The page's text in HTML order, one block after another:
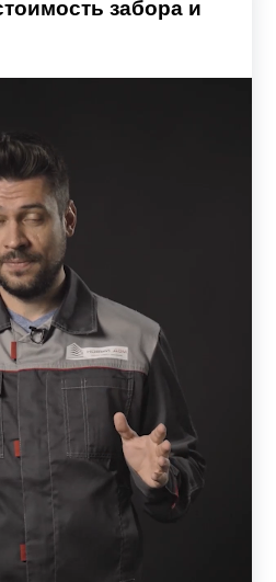
забора и